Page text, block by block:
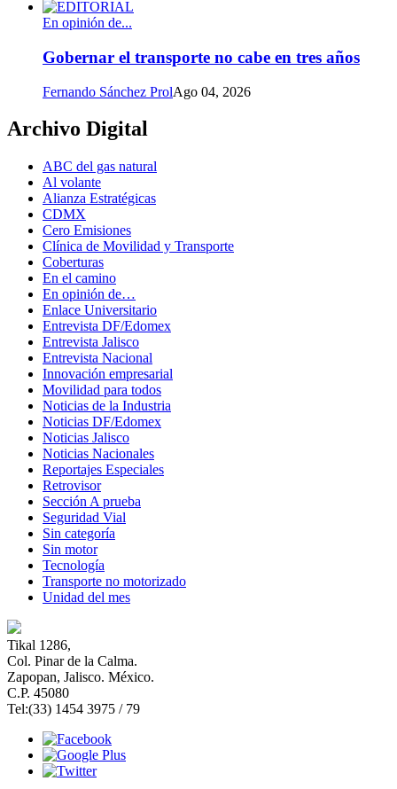
En opinión de...
Gobernar el transporte no cabe en tres años
Fernando Sánchez ProlAgo 04, 2026
Archivo Digital
ABC del gas natural
Al volante
Alianza Estratégicas
CDMX
Cero Emisiones
Clínica de Movilidad y Transporte
Coberturas
En el camino
En opinión de…
Enlace Universitario
Entrevista DF/Edomex
Entrevista Jalisco
Entrevista Nacional
Innovación empresarial
Movilidad para todos
Noticias de la Industria
Noticias DF/Edomex
Noticias Jalisco
Noticias Nacionales
Reportajes Especiales
Retrovisor
Sección A prueba
Seguridad Vial
Sin categoría
Sin motor
Tecnología
Transporte no motorizado
Unidad del mes
Tikal 1286,
Col. Pinar de la Calma.​
Zapopan, Jalisco. México.
C.P. 45080​
Tel:(33) 1454 3975 / 79